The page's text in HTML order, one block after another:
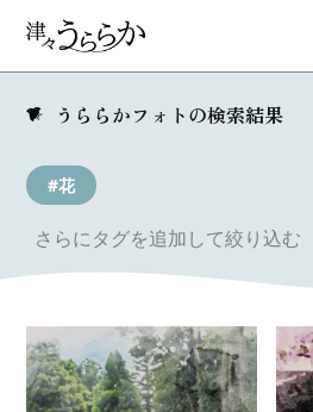
うららかフォトの検索結果
#花
さらにタグを追加して絞り込む